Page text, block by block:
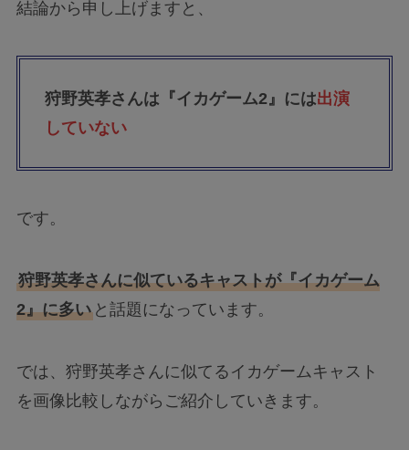
結論から申し上げますと、
狩野英孝さんは『イカゲーム2』には出演
していない
です。
狩野英孝さんに似ているキャストが『イカゲーム
2』に多いと話題になっています。
では、狩野英孝さんに似てるイカゲームキャスト
を画像比較しながらご紹介していきます。